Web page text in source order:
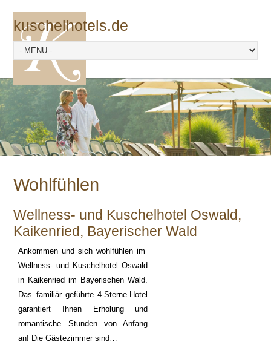
kuschelhotels.de
Wohlfühlen
Wellness- und Kuschelhotel Oswald,
Kaikenried, Bayerischer Wald
Ankommen und sich wohlfühlen im
Wellness- und Kuschelhotel Oswald
in Kaikenried im Bayerischen Wald.
Das familiär geführte 4-Sterne-Hotel
garantiert Ihnen Erholung und
romantische Stunden von Anfang
an! Die Gästezimmer sind…